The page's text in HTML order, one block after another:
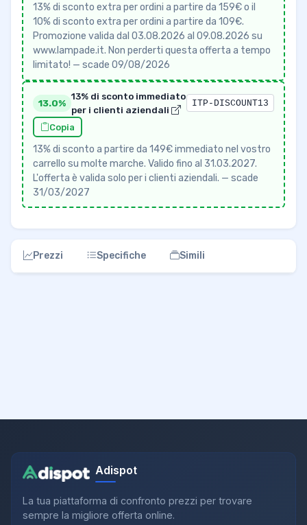
13% di sconto extra per ordini a partire da 159€ o il
10% di sconto extra per ordini a partire da 109€.
Promozione valida dal 03.08.2026 al 09.08.2026 su
www.lampade.it. Non perderti questa offerta a tempo
limitato! — scade 09/08/2026
13.0%
13% di sconto immediato
per i clienti aziendali
ITP-DISCOUNT13
Copia
13% di sconto a partire da 149€ immediato nel vostro
carrello su molte marche. Valido fino al 31.03.2027.
L'offerta è valida solo per i clienti aziendali. — scade
31/03/2027
Prezzi Specifiche Simili
Adispot
La tua piattaforma di confronto prezzi per trovare
sempre la migliore offerta online.